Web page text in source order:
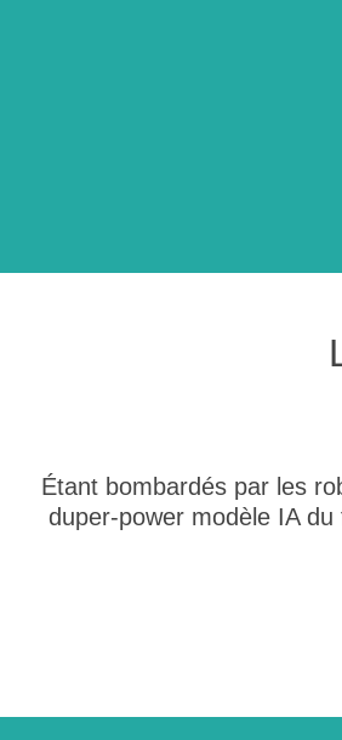
Étant bombardés par les
duper-power modèle IA